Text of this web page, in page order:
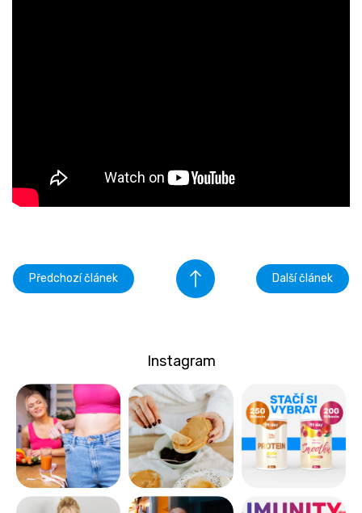
Předchozí článek Další článek
Instagram